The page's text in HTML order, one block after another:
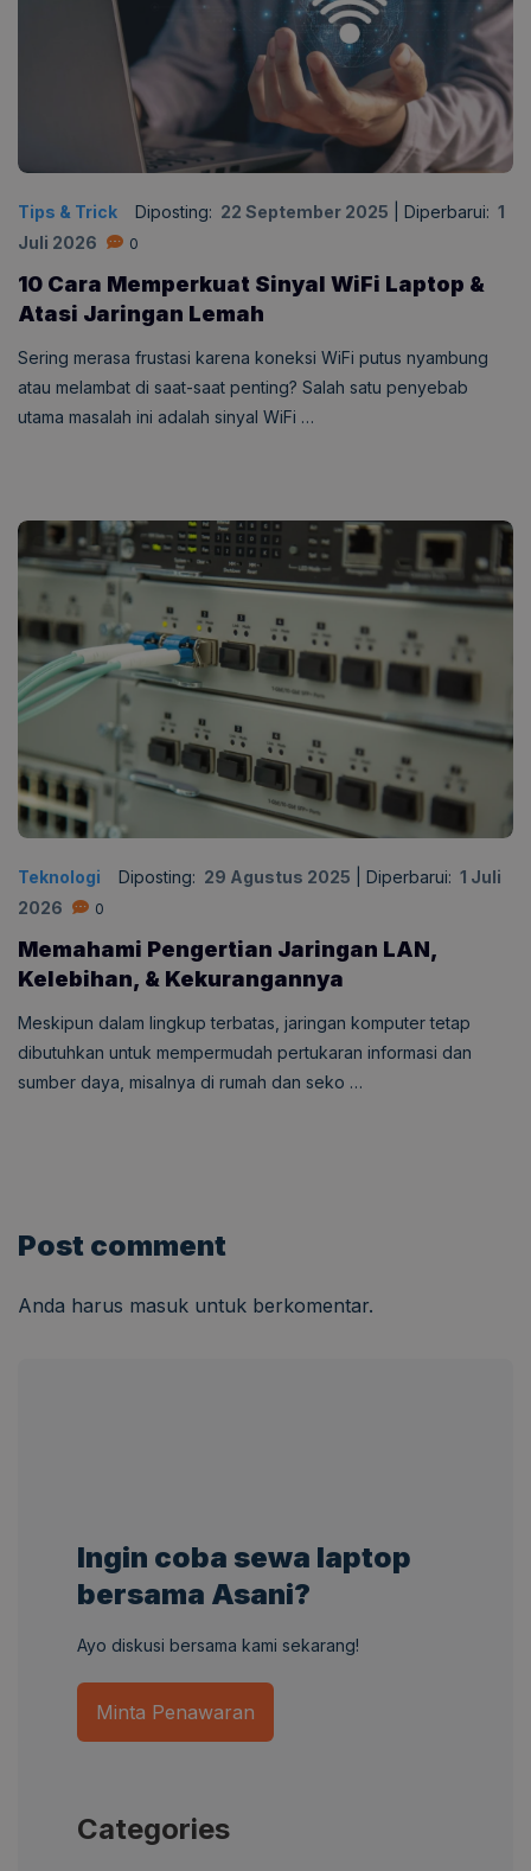
Tips & Trick Diposting: 22 September 2025 Diperbarui: 1
Juli 2026
0
10 Cara Memperkuat Sinyal WiFi Laptop &
Atasi Jaringan Lemah
Sering merasa frustasi karena koneksi WiFi putus nyambung
atau melambat di saat-saat penting? Salah satu penyebab
utama masalah ini adalah sinyal WiFi …
Teknologi Diposting: 29 Agustus 2025 Diperbarui: 1 Juli
2026
0
Memahami Pengertian Jaringan LAN,
Kelebihan, & Kekurangannya
Meskipun dalam lingkup terbatas, jaringan komputer tetap
dibutuhkan untuk mempermudah pertukaran informasi dan
sumber daya, misalnya di rumah dan seko …
Post comment
Anda harus masuk untuk berkomentar.
Ingin coba sewa laptop
bersama Asani?
Ayo diskusi bersama kami sekarang!
Minta Penawaran
Categories